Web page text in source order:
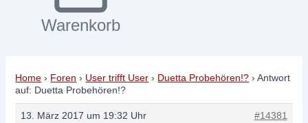
Warenkorb
Home › Foren › User trifft User › Duetta Probehören!? › Antwort
auf: Duetta Probehören!?
13. März 2017 um 19:32 Uhr #14381